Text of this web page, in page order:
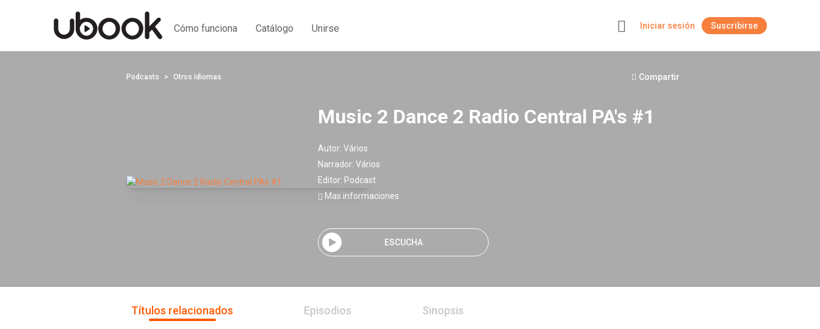
Cómo funciona Catálogo Unirse Iniciar sesión Suscribirse
Podcasts Otros Idiomas Compartir
Music 2 Dance 2 Radio Central PA's #1
Autor: Vários
Narrador: Vários
Editor: Podcast
Mas informaciones
ESCUCHA
Títulos relacionados Episodios Sinopsis